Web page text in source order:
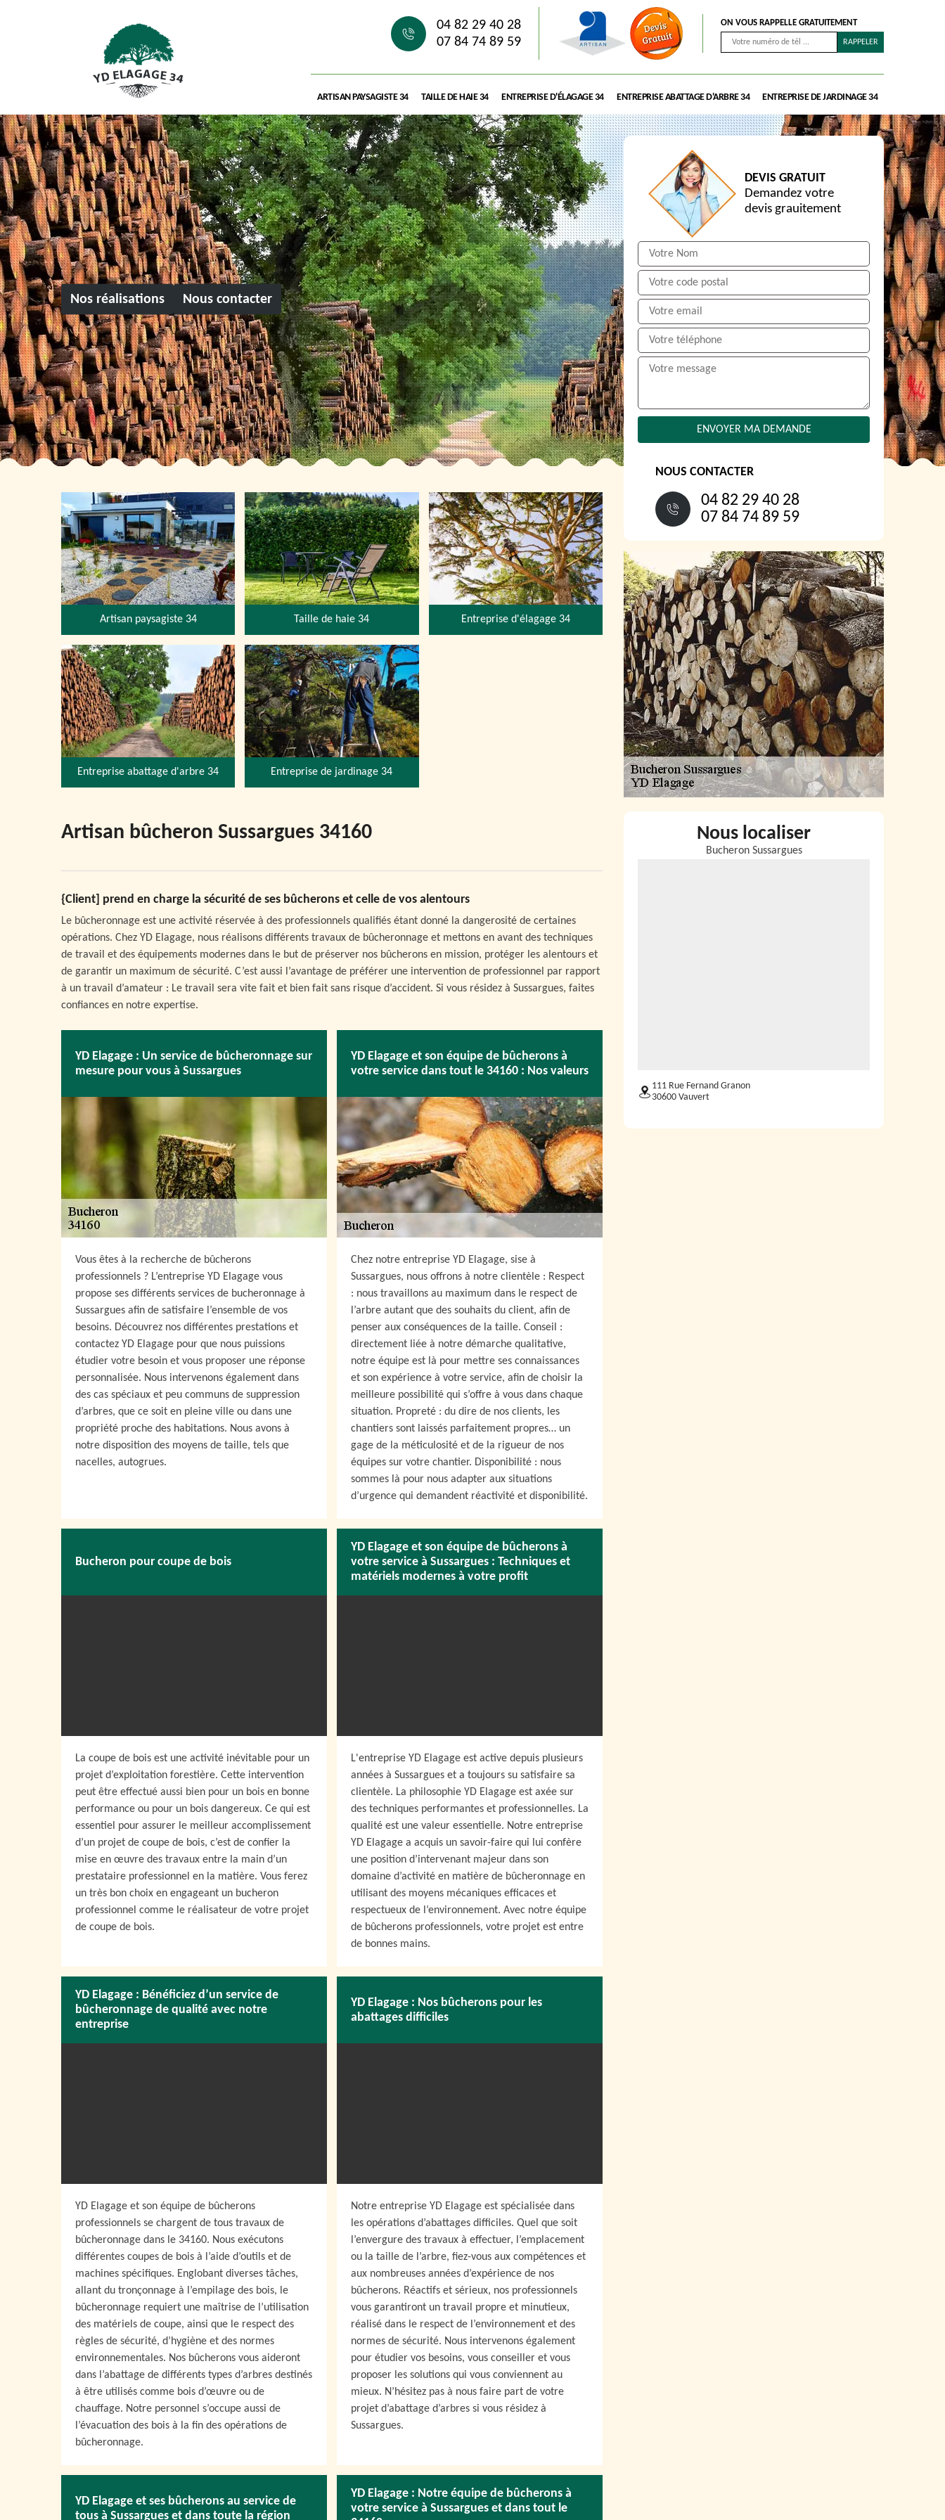
04 82 29 40 28
07 84 74 89 59
ON VOUS RAPPELLE GRATUITEMENT
ARTISAN PAYSAGISTE 34 TAILLE DE HAIE 34 ENTREPRISE D'ÉLAGAGE 34 ENTREPRISE ABATTAGE D'ARBRE 34 ENTREPRISE DE JARDINAGE 34
Nos réalisations Nous contacter
Artisan paysagiste 34 Taille de haie 34 Entreprise d'élagage 34
Entreprise abattage d'arbre 34 Entreprise de jardinage 34
Artisan bûcheron Sussargues 34160
{Client] prend en charge la sécurité de ses bûcherons et celle de vos alentours
Le bûcheronnage est une activité réservée à des professionnels qualifiés étant donné la dangerosité de certaines
opérations. Chez YD Elagage, nous réalisons différents travaux de bûcheronnage et mettons en avant des techniques
de travail et des équipements modernes dans le but de préserver nos bûcherons en mission, protéger les alentours et
de garantir un maximum de sécurité. C’est aussi l’avantage de préférer une intervention de professionnel par rapport
à un travail d’amateur : Le travail sera vite fait et bien fait sans risque d’accident. Si vous résidez à Sussargues, faites
confiances en notre expertise.
YD Elagage : Un service de bûcheronnage sur
mesure pour vous à Sussargues
Vous êtes à la recherche de bûcherons
professionnels ? L’entreprise YD Elagage vous
propose ses différents services de bucheronnage à
Sussargues afin de satisfaire l’ensemble de vos
besoins. Découvrez nos différentes prestations et
contactez YD Elagage pour que nous puissions
étudier votre besoin et vous proposer une réponse
personnalisée. Nous intervenons également dans
des cas spéciaux et peu communs de suppression
d’arbres, que ce soit en pleine ville ou dans une
propriété proche des habitations. Nous avons à
notre disposition des moyens de taille, tels que
nacelles, autogrues.
YD Elagage et son équipe de bûcherons à
votre service dans tout le 34160 : Nos valeurs
Chez notre entreprise YD Elagage, sise à
Sussargues, nous offrons à notre clientèle : Respect
: nous travaillons au maximum dans le respect de
l’arbre autant que des souhaits du client, afin de
penser aux conséquences de la taille. Conseil :
directement liée à notre démarche qualitative,
notre équipe est là pour mettre ses connaissances
et son expérience à votre service, afin de choisir la
meilleure possibilité qui s’offre à vous dans chaque
situation. Propreté : du dire de nos clients, les
chantiers sont laissés parfaitement propres… un
gage de la méticulosité et de la rigueur de nos
équipes sur votre chantier. Disponibilité : nous
sommes là pour nous adapter aux situations
d’urgence qui demandent réactivité et disponibilité.
Bucheron pour coupe de bois
La coupe de bois est une activité inévitable pour un
projet d’exploitation forestière. Cette intervention
peut être effectué aussi bien pour un bois en bonne
performance ou pour un bois dangereux. Ce qui est
essentiel pour assurer le meilleur accomplissement
d’un projet de coupe de bois, c’est de confier la
mise en œuvre des travaux entre la main d’un
prestataire professionnel en la matière. Vous ferez
un très bon choix en engageant un bucheron
professionnel comme le réalisateur de votre projet
de coupe de bois.
YD Elagage et son équipe de bûcherons à
votre service à Sussargues : Techniques et
matériels modernes à votre profit
L'entreprise YD Elagage est active depuis plusieurs
années à Sussargues et a toujours su satisfaire sa
clientèle. La philosophie YD Elagage est axée sur
des techniques performantes et professionnelles. La
qualité est une valeur essentielle. Notre entreprise
YD Elagage a acquis un savoir-faire qui lui confère
une position d’intervenant majeur dans son
domaine d’activité en matière de bûcheronnage en
utilisant des moyens mécaniques efficaces et
respectueux de l‘environnement. Avec notre équipe
de bûcherons professionnels, votre projet est entre
de bonnes mains.
YD Elagage : Bénéficiez d’un service de
bûcheronnage de qualité avec notre
entreprise
YD Elagage et son équipe de bûcherons
professionnels se chargent de tous travaux de
bûcheronnage dans le 34160. Nous exécutons
différentes coupes de bois à l’aide d’outils et de
machines spécifiques. Englobant diverses tâches,
allant du tronçonnage à l’empilage des bois, le
bûcheronnage requiert une maîtrise de l’utilisation
des matériels de coupe, ainsi que le respect des
règles de sécurité, d’hygiène et des normes
environnementales. Nos bûcherons vous aideront
dans l’abattage de différents types d’arbres destinés
à être utilisés comme bois d’œuvre ou de
chauffage. Notre personnel s’occupe aussi de
l’évacuation des bois à la fin des opérations de
bûcheronnage.
YD Elagage : Nos bûcherons pour les
abattages difficiles
Notre entreprise YD Elagage est spécialisée dans
les opérations d’abattages difficiles. Quel que soit
l’envergure des travaux à effectuer, l’emplacement
ou la taille de l’arbre, fiez-vous aux compétences et
aux nombreuses années d’expérience de nos
bûcherons. Réactifs et sérieux, nos professionnels
vous garantiront un travail propre et minutieux,
réalisé dans le respect de l’environnement et des
normes de sécurité. Nous intervenons également
pour étudier vos besoins, vous conseiller et vous
proposer les solutions qui vous conviennent au
mieux. N’hésitez pas à nous faire part de votre
projet d’abattage d’arbres si vous résidez à
Sussargues.
YD Elagage et ses bûcherons au service de
tous à Sussargues et dans toute la région
YD Elagage : Notre équipe de bûcherons à
votre service à Sussargues et dans tout le
DEVIS GRATUIT
Demandez votre
devis grauitement
NOUS CONTACTER
04 82 29 40 28
07 84 74 89 59
Nous localiser
Bucheron Sussargues
111 Rue Fernand Granon
30600 Vauvert